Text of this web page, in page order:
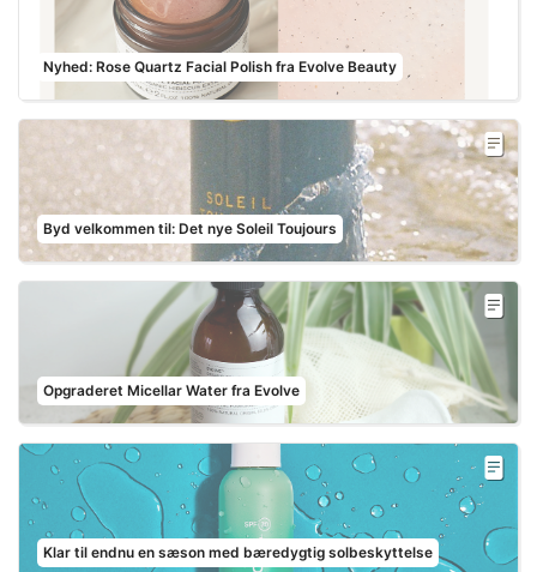
Nyhed: Rose Quartz Facial Polish fra Evolve Beauty
Byd velkommen til: Det nye Soleil Toujours
Opgraderet Micellar Water fra Evolve
Klar til endnu en sæson med bæredygtig solbeskyttelse